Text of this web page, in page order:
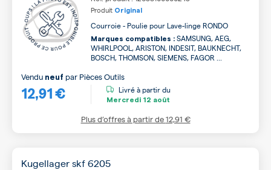
Produit Original
Courroie - Poulie pour Lave-linge RONDO
Marques compatibles : SAMSUNG, AEG,
WHIRLPOOL, ARISTON, INDESIT, BAUKNECHT,
BOSCH, THOMSON, SIEMENS, FAGOR ...
12,91 €
Vendu neuf par Pièces Outils
Livré à partir du
Mercredi 12 août
Plus d’offres à partir de12,91 €
Kugellager skf 6205